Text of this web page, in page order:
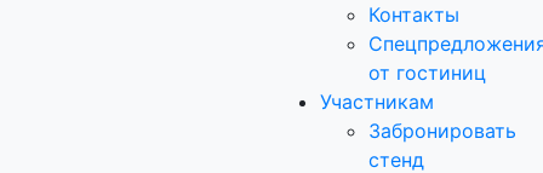
Контакты
от гостиниц
Участникам
Забронировать
стенд